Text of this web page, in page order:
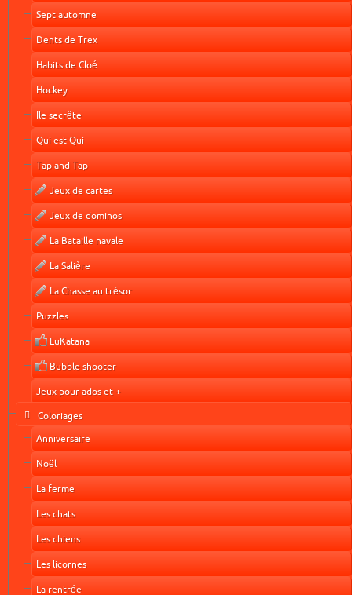
Sept automne
Dents de Trex
Habits de Cloé
Hockey
Ile secrête
Qui est Qui
Tap and Tap
Jeux de cartes
Jeux de dominos
La Bataille navale
La Salière
La Chasse au trèsor
Puzzles
LuKatana
Bubble shooter
Jeux pour ados et +
Coloriages
Anniversaire
Noël
La ferme
Les chats
Les chiens
Les licornes
La rentrée